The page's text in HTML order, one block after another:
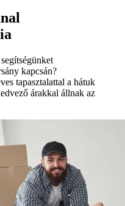
kapcsán?
tapasztalattal a hátuk
árakkal állnak az